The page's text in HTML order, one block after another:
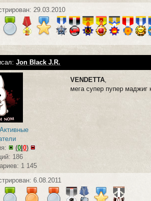
29.03.2010
Jon Black J.R.
Активные
(0 |0)
186
1 145
VENDETTA,
мега супер пупер маджиг
6.08.2011